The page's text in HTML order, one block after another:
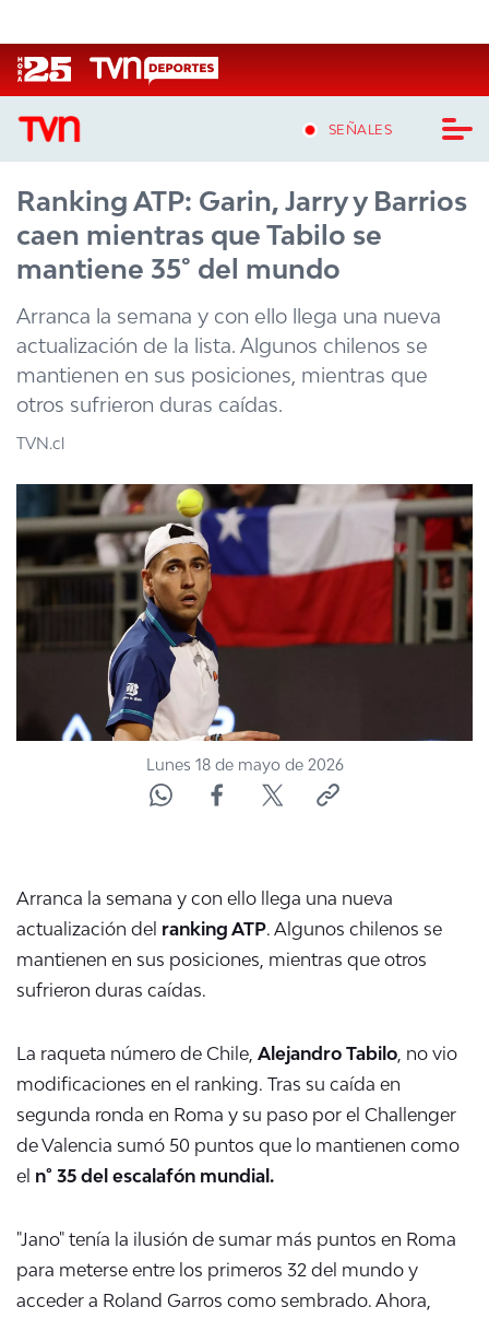
SEÑALES
CASTING MASTERCHEF CHILE
CASTING TVN VERTICAL
TVN VERTICAL
TVN PLAY
PROGRAMAS
NTV
ACTUALIDAD Y TENDENCIAS
CORPORATIVO Y TRANSPARENCIA
CANAL DE DENUNCIAS
ÁREA DE PROYECTOS
Ranking ATP: Garin, Jarry y Barrios
caen mientras que Tabilo se
mantiene 35° del mundo
Arranca la semana y con ello llega una nueva
actualización de la lista. Algunos chilenos se
mantienen en sus posiciones, mientras que
otros sufrieron duras caídas.
TVN.cl
Lunes 18 de mayo de 2026
Arranca la semana y con ello llega una nueva
actualización del ranking ATP. Algunos chilenos se
mantienen en sus posiciones, mientras que otros
sufrieron duras caídas.
La raqueta número de Chile, Alejandro Tabilo, no vio
modificaciones en el ranking. Tras su caída en
segunda ronda en Roma y su paso por el Challenger
de Valencia sumó 50 puntos que lo mantienen como
el n° 35 del escalafón mundial.
"Jano" tenía la ilusión de sumar más puntos en Roma
para meterse entre los primeros 32 del mundo y
acceder a Roland Garros como sembrado. Ahora,